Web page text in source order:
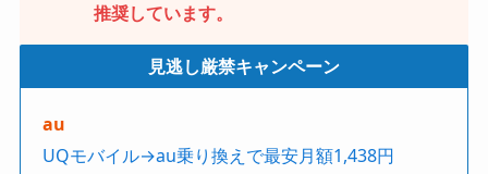
推奨しています。
見逃し厳禁キャンペーン
au
UQモバイル→au乗り換えで最安月額1,438円